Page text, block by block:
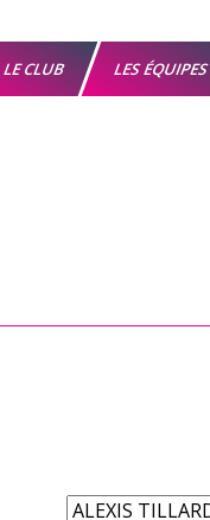
LE CLUB LES ÉQUIPES